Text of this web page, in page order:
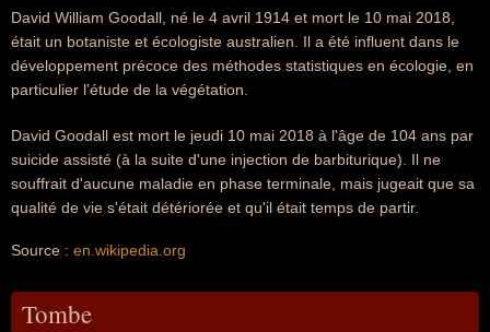
David William Goodall, né le 4 avril 1914 et mort le 10 mai 2018,
était un botaniste et écologiste australien. Il a été influent dans le
développement précoce des méthodes statistiques en écologie, en
particulier l'étude de la végétation.
David Goodall est mort le jeudi 10 mai 2018 à l'âge de 104 ans par
suicide assisté (à la suite d'une injection de barbiturique). Il ne
souffrait d'aucune maladie en phase terminale, mais jugeait que sa
qualité de vie s'était détériorée et qu'il était temps de partir.
Source : en.wikipedia.org
Tombe